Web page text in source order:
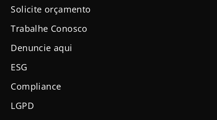
Solicite orçamento
Trabalhe Conosco
Denuncie aqui
ESG
Compliance
LGPD